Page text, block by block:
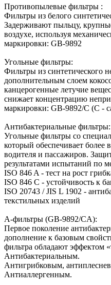
Противопылевые фильтры :
Фильтры из белого
Задерживают пыльцу,
воздухе, используя
маркировки: GB-9892
Угольные фильтры:
Фильтры из синтетического
дополнительным слоем
канцерогенные летучие
снижает концентрацию
маркировки: GB-9892/C (С -
Антибактериальные фильтры:
Угольные фильтры со
который обеспечивает более
водителя и пассажиров.
результатами испытаний по
ISO 846 A - тест на рост
ISO 846 C - устойчивость к
ISO 20743 / JIS L 1902 -
текстильных изделий
А-фильтры (GB-9892/CA):
Первое поколение
дополнение к базовым
фильтра обладают эффектом
Антибактериальным.
Антигрибковым,
Антиаллергенным.